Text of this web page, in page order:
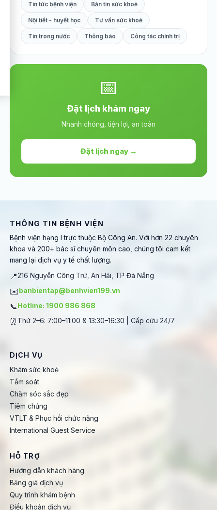
Tin tức bệnh viện Bản tin sức khoẻ
Nội tiết - huyết học Tư vấn sức khoẻ
Tin trong nước Thông báo Công tác chính trị
📅
Đặt lịch khám ngay
Nhanh chóng, tiện lợi, an toàn
Đặt lịch ngay →
THÔNG TIN BỆNH VIỆN
Bệnh viện hạng I trực thuộc Bộ Công An. Với hơn 22 chuyên
khoa và 200+ bác sĩ chuyên môn cao, chúng tôi cam kết
mang lại dịch vụ y tế chất lượng.
📍216 Nguyễn Công Trứ, An Hải, TP Đà Nẵng
✉️banbientap@benhvien199.vn
📞Hotline: 1900 986 868
⏰ Thứ 2–6: 7:00–11:00 & 13:30–16:30 | Cấp cứu 24/7
DỊCH VỤ
Khám sức khoẻ
Tầm soát
Chăm sóc sắc đẹp
Tiêm chủng
VTLT & Phục hồi chức năng
International Guest Service
HỖ TRỢ
Hướng dẫn khách hàng
Bảng giá dịch vụ
Quy trình khám bệnh
Điều khoản dịch vụ